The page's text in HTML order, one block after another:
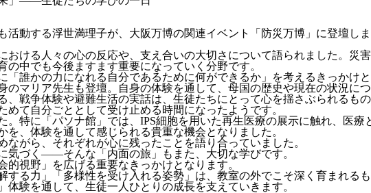
活動する浮世満理子が、大阪万博の関連イベント「防災万博」に登壇し
おける人々の心の反応や、支え合いの大切さについて語られました。災
中でも今後ますます重要になっていく分野です。
「誰かの力になれる自分であるために何ができるか」を考えるきっかけ
のマリア先生も登壇。自身の体験を通して、母国の歴史や現在の状況に
、戦争体験や避難生活の実話は、生徒たちにとって心を揺さぶられるも
めて自分ごととして受け止める時間になったようです。
。特に「パソナ館」では、IPS細胞を用いた再生医療の展示に触れ、医
、体験を通して感じられる貴重な機会となりました。
がら、それぞれが心に残ったことを語り合っていました。
気づく――そんな「内面の旅」もまた、大切な学びです。
視野」を広げる重要なきっかけとなります。
する力」「多様性を受け入れる姿勢」は、教室の外でこそ深く育まれる
験を通して、生徒一人ひとりの成長を支えていきます。